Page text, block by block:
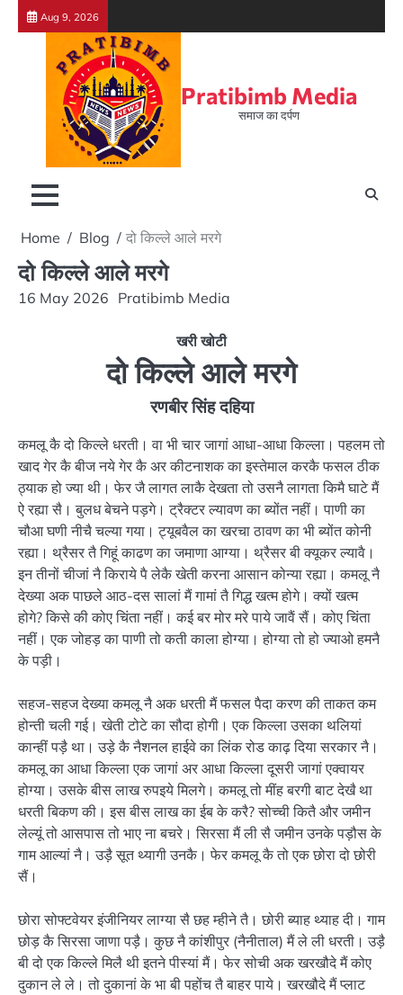
Skip
Aug 9, 2026
Pratibimb Media
समाज का दर्पण
Home Blog दो किल्ले आले मरगे
दो किल्ले आले मरगे
16 May 2026 Pratibimb Media
खरी खोटी
दो किल्ले आले मरगे
रणबीर सिंह दहिया
कमलू कै दो किल्ले धरती। वा भी चार जागां आधा-आधा किल्ला। पहलम तो
खाद गेर कै बीज नये गेर कै अर कीटनाशक का इस्तेमाल करकै फसल ठीक
ठ्याक हो ज्या थी। फेर जै लागत लाकै देखता तो उसनै लागता किमै घाटे मैं
ऐ रह्या सै। बुलध बेचने पड़गे। ट्रैक्टर ल्यावण का ब्योंत नहीं। पाणी का
चौआ घणी नीचै चल्या गया। ट्यूबवैल का खरचा ठावण का भी ब्योंत कोनी
रह्या। थ्रैसर तै गिहूं काढण का जमाणा आग्या। थ्रैसर बी क्यूकर ल्यावै।
इन तीनों चीजां नै किराये पै लेकै खेती करना आसान कोन्या रह्या। कमलू नै
देख्या अक पाछले आठ-दस सालां मैं गामां तै गिद्ध खत्म होगे। क्यों खत्म
होगे? किसे की कोए चिंता नहीं। कई बर मोर मरे पाये जावैं सैं। कोए चिंता
नहीं। एक जोहड़ का पाणी तो कती काला होग्या। होग्या तो हो ज्याओ हमनै
के पड़ी।
सहज-सहज देख्या कमलू नै अक धरती मैं फसल पैदा करण की ताकत कम
होन्ती चली गई। खेती टोटे का सौदा होगी। एक किल्ला उसका थलियां
कान्हीं पड़ै था। उड़े कै नैशनल हाईवे का लिंक रोड काढ़ दिया सरकार नै।
कमलू का आधा किल्ला एक जागां अर आधा किल्ला दूसरी जागां एक्वायर
होग्या। उसके बीस लाख रुपइये मिलगे। कमलू तो मींह बरगी बाट देखै था
धरती बिकण की। इस बीस लाख का ईब के करै? सोच्ची कितै और जमीन
लेल्यूं तो आसपास तो भाए ना बचरे। सिरसा मैं ली सै जमीन उनके पड़ौस के
गाम आल्यां नै। उड़ै सूत थ्यागी उनकै। फेर कमलू कै तो एक छोरा दो छोरी
सैं।
छोरा सोफ्टवेयर इंजीनियर लाग्या सै छह म्हीने तै। छोरी ब्याह थ्याह दी। गाम
छोड़ कै सिरसा जाणा पड़ै। कुछ नै कांशीपुर (नैनीताल) मैं ले ली धरती। उड़ै
बी दो एक किल्ले मिलै थी इतने पीस्यां मैं। फेर सोची अक खरखौदे मैं कोए
दुकान ले ले। तो दुकानां के भा बी पहोंच तै बाहर पाये। खरखौदे मैं प्लाट